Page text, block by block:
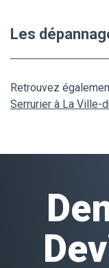
Les
Retrouvez
Serrurier à La Ville-